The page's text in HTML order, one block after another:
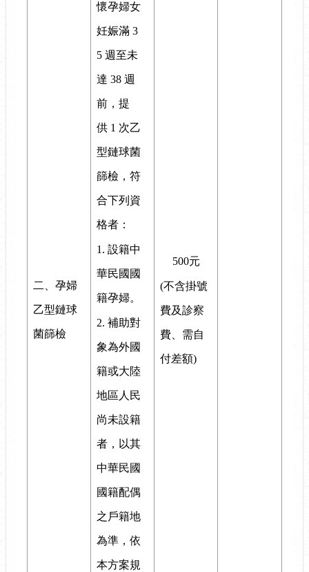
二、孕婦
乙型鏈球
菌篩檢
懷孕婦女
妊娠滿 3
5 週至未
達 38 週
前，提
供 1 次乙
型鏈球菌
篩檢，符
合下列資
格者：
1. 設籍中
華民國國
籍孕婦。
2. 補助對
象為外國
籍或大陸
地區人民
尚未設籍
者，以其
中華民國
國籍配偶
之戶籍地
為準，依
本方案規
500元
(不含掛號
費及診察
費、需自
付差額)